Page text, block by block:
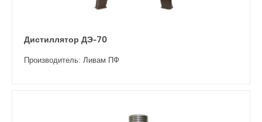
Дистиллятор ДЭ-70
Производитель: Ливам ПФ